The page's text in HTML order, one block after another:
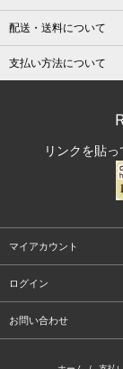
配送・送料について
支払い方法について
リンクを貼
マイアカウント
ログイン
お問い合わせ